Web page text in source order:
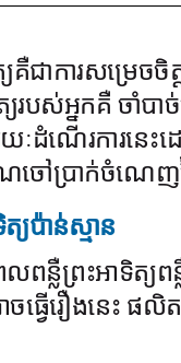
យគឺជាការសម្រ
យរបស់អ្នកគឺ ចាំប
យៈដំណើរការន
ចៅប្រាក់ចំណេញ
យប៉ាន់ស្មាន
ន្លឺព្រះអាទិត្យ
ចធ្វើរឿងនេះ